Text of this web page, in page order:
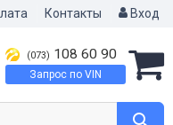
Контакты Вход
(073) 108 60 90
Запрос по VIN